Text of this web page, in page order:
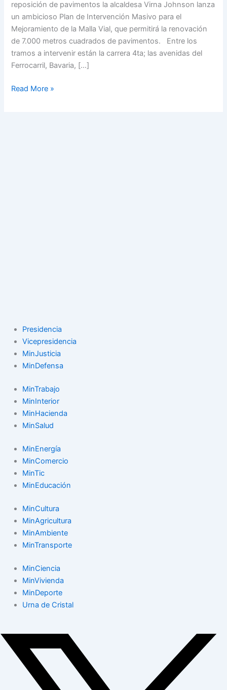
reposición de pavimentos la alcaldesa Virna Johnson lanza
un ambicioso Plan de Intervención Masivo para el
Mejoramiento de la Malla Vial, que permitirá la renovación
de 7.000 metros cuadrados de pavimentos. Entre los
tramos a intervenir están la carrera 4ta; las avenidas del
Ferrocarril, Bavaria, […]
el
Mejoramiento
de
la
Malla
Vial
Read More »
Presidencia
Vicepresidencia
MinJusticia
MinDefensa
MinTrabajo
MinInterior
MinHacienda
MinSalud
MinEnergía
MinComercio
MinTic
MinEducación
MinCultura
MinAgricultura
MinAmbiente
MinTransporte
MinCiencia
MinVivienda
MinDeporte
Urna de Cristal